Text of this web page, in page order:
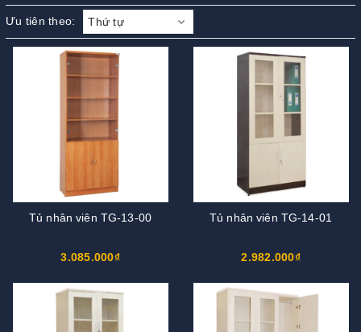
Ưu tiên theo: Thứ tự
Tủ nhân viên TG-13-00
3.085.000₫
Tủ nhân viên TG-14-01
2.982.000₫